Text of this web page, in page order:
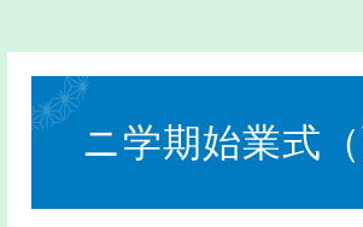
文
ニ学期始業式（